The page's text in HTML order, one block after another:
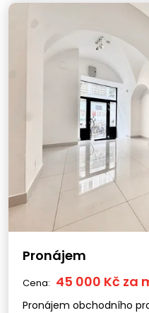
Pronájem
Cena: 45 000 Kč za
Pronájem obchodního